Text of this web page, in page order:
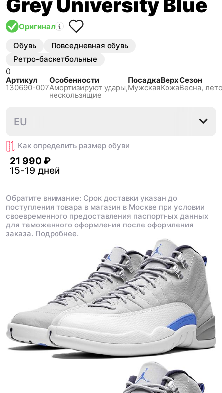
Grey University Blue
Оригинал
Обувь
Повседневная обувь
Ретро-баскетбольные
0
Артикул
130690-007
Особенности
Амортизируют удары,
нескользящиe
Посадка
Мужская
Верх
Кожа
Сезон
Весна,
43
EU
Как определить размер обуви
21 990 ₽
15-19 дней
Обратите внимание: Срок доставки указан до
поступления товара в магазин в Москве при условии
своевременного предоставления паспортных данных
для таможенного оформления после оформления
заказа. Подробнее.